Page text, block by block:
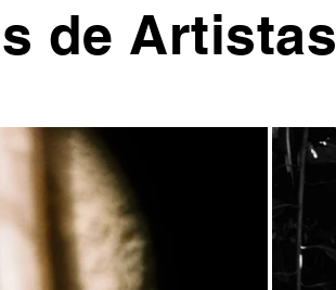
de Artistas